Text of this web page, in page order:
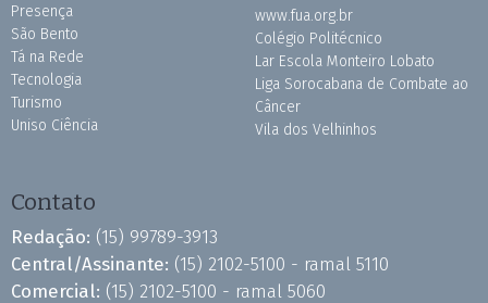
Presença
São Bento
Tá na Rede
Tecnologia
Turismo
Uniso Ciência
www.fua.org.br
Colégio Politécnico
Lar Escola Monteiro Lobato
Liga Sorocabana de Combate ao
Câncer
Vila dos Velhinhos
Contato
Redação: (15) 99789-3913
Central/Assinante: (15) 2102-5100 - ramal 5110
Comercial: (15) 2102-5100 - ramal 5060